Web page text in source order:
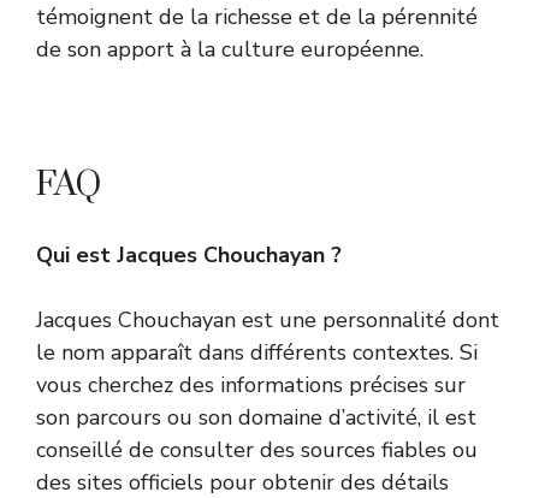
témoignent de la richesse et de la pérennité
de son apport à la culture européenne.
FAQ
Qui est Jacques Chouchayan ?
Jacques Chouchayan est une personnalité dont
le nom apparaît dans différents contextes. Si
vous cherchez des informations précises sur
son parcours ou son domaine d’activité, il est
conseillé de consulter des sources fiables ou
des sites officiels pour obtenir des détails